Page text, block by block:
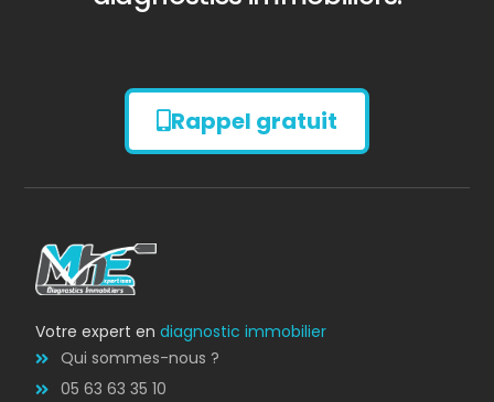
Diagnostic
AMIANTE
Rappel gratuit
Votre expert endiagnostic immobilier
Qui sommes-nous ?
05 63 63 35 10